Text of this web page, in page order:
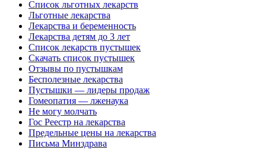
Список льготных лекарств
Льготные лекарства
Лекарства и беременность
Лекарства детям до 3 лет
Список лекарств пустышек
Скачать список пустышек
Отзывы по пустышкам
Бесполезные лекарства
Пустышки — лидеры продаж
Гомеопатия — лженаука
Не могу молчать
Гос Реестр на лекарства
Предельные цены на лекарства
Письма Минздрава